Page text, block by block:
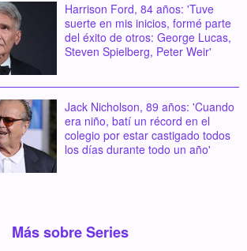
Harrison Ford, 84 años: 'Tuve
suerte en mis inicios, formé parte
del éxito de otros: George Lucas,
Steven Spielberg, Peter Weir'
Jack Nicholson, 89 años: 'Cuando
era niño, batí un récord en el
colegio por estar castigado todos
los días durante todo un año'
Más sobre Series